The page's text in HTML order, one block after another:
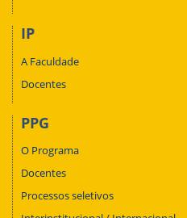
IP
A Faculdade
Docentes
PPG
O Programa
Docentes
Processos seletivos